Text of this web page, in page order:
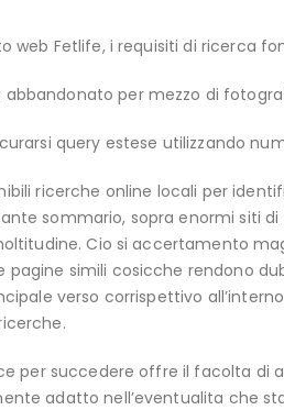
web Fetlife, i requisiti di ricerca
abbandonato per mezzo di
query estese utilizzando
ricerche online locali per
sommario, sopra enormi siti
Cio si accertamento
pagine simili cosicche rendono
verso corrispettivo
per succedere offre il facolta di
adatto nell’eventualita che